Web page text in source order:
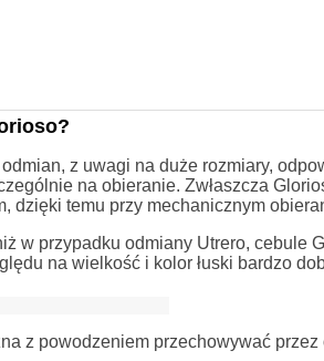
z uwagi na duże rozmiary,
na obieranie. Zwłaszcza
dzięki temu przy mechanicznym
w przypadku odmiany Utrero, cebule
na wielkość i kolor łuski bardzo
z powodzeniem przechowywać przez